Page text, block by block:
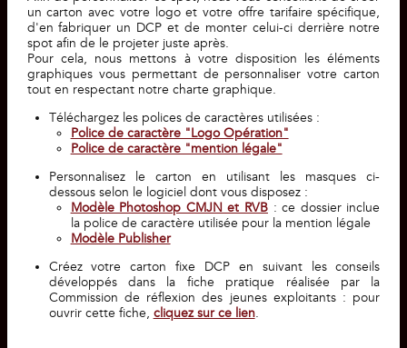
un carton avec votre logo et votre offre tarifaire spécifique,
d'en fabriquer un DCP et de monter celui-ci derrière notre
spot afin de le projeter juste après.
Pour cela, nous mettons à votre disposition les éléments
graphiques vous permettant de personnaliser votre carton
tout en respectant notre charte graphique.
Téléchargez les polices de caractères utilisées :
Police de caractère "Logo Opération"
Police de caractère "mention légale"
Personnalisez le carton en utilisant les masques ci-
dessous selon le logiciel dont vous disposez :
Modèle Photoshop CMJN et RVB : ce dossier inclue
la police de caractère utilisée pour la mention légale
Modèle Publisher
Créez votre carton fixe DCP en suivant les conseils
développés dans la fiche pratique réalisée par la
Commission de réflexion des jeunes exploitants : pour
ouvrir cette fiche, cliquez sur ce lien.